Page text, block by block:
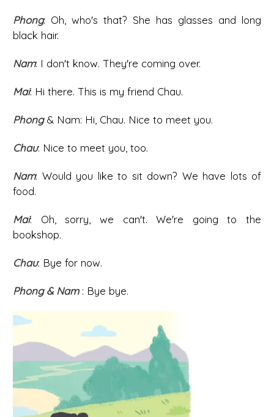
Phong: Oh, who's that? She has glasses and long
black hair.
Nam: I don't know. They're coming over.
Mai: Hi there. This is my friend Chau.
Phong& Nam: Hi, Chau. Nice to meet you.
Chau: Nice to meet you, too.
Nam: Would you like to sit down? We have lots of
food.
Mai: Oh, sorry, we can't. We're going to the
bookshop.
Chau: Bye for now.
Phong & Nam: Bye bye.